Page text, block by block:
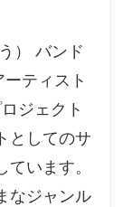
） バンド
ティスト
ジェクト
としてのサ
います。
なジャンル